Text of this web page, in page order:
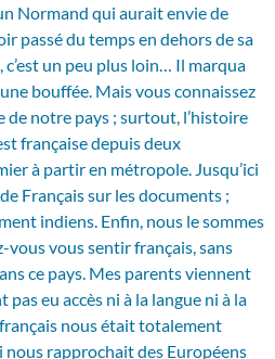
Normand qui aurait envie de
passé du temps en dehors de sa
c’est un peu plus loin… Il marqua
bouffée. Mais vous connaissez
de notre pays ; surtout, l’histoire
française depuis deux
à partir en métropole. Jusqu’ici
Français sur les documents ;
indiens. Enfin, nous le sommes
vous sentir français, sans
ce pays. Mes parents viennent
pas eu accès ni à la langue ni à la
nous était totalement
nous rapprochait des Européens